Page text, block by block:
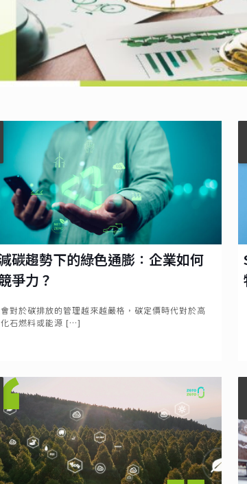
碳趨勢下的綠色通膨：企業如何
爭力？
對於碳排放的管理越來越嚴格，碳定價時代對於高
石燃料或能源 […]
more